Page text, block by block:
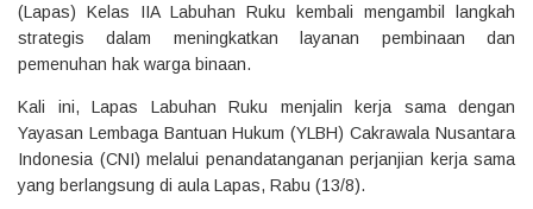
(Lapas) Kelas IIA Labuhan Ruku kembali mengambil langkah
strategis dalam meningkatkan layanan pembinaan dan
pemenuhan hak warga binaan.
Kali ini, Lapas Labuhan Ruku menjalin kerja sama dengan
Yayasan Lembaga Bantuan Hukum (YLBH) Cakrawala Nusantara
Indonesia (CNI) melalui penandatanganan perjanjian kerja sama
yang berlangsung di aula Lapas, Rabu (13/8).